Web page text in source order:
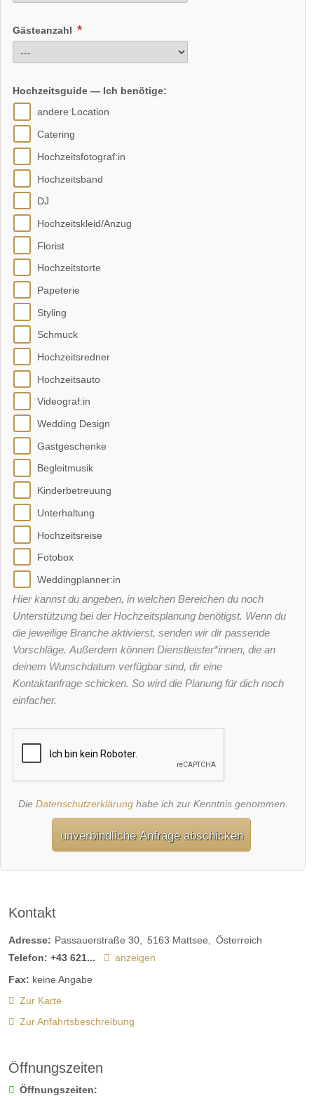
Gästeanzahl
Hochzeitsguide — Ich benötige:
andere Location
Catering
Hochzeitsfotograf:in
Hochzeitsband
DJ
Hochzeitskleid/Anzug
Florist
Hochzeitstorte
Papeterie
Styling
Schmuck
Hochzeitsredner
Hochzeitsauto
Videograf:in
Wedding Design
Gastgeschenke
Begleitmusik
Kinderbetreuung
Unterhaltung
Hochzeitsreise
Fotobox
Weddingplanner:in
Hier kannst du angeben, in welchen Bereichen du noch
Unterstützung bei der Hochzeitsplanung benötigst. Wenn du
die jeweilige Branche aktivierst, senden wir dir passende
Vorschläge. Außerdem können Dienstleister*innen, die an
deinem Wunschdatum verfügbar sind, dir eine
Kontaktanfrage schicken. So wird die Planung für dich noch
einfacher.
Die Datenschutzerklärunghabe ich zur Kenntnis genommen.
unverbindliche Anfrage abschicken
Kontakt
Adresse: Passauerstraße 30 5163 Mattsee
Österreich
Telefon: +43 621...
anzeigen
Fax: keine Angabe
Zur Karte
Zur Anfahrtsbeschreibung
Öffnungszeiten
Öffnungszeiten: